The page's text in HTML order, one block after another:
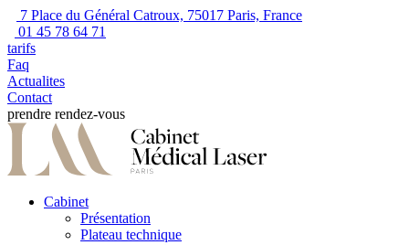
7 Place du Général Catroux, 75017 Paris, France
01 45 78 64 71
tarifs
Faq
Actualites
Contact
prendre rendez-vous
Cabinet
Présentation
Plateau technique